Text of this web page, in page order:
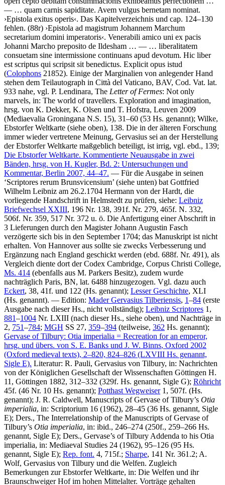
— … quam carnis sapiditate. Avem vulgus bernetam nominat.
›Epistola exitus operis‹. Das Kapitelverzeichnis und cap. 124–130
fehlen. (88r) ›Epistola ad magistrum Johannem Marchum
secretarium domini imperatoris‹. Venerabili amico uni ex pacis
Johanni Marcho preposito de Ildesham … — … liberalitatem
consuetam sine intermissione continuans apud devotum. Hic liber
est scriptus qui scripsit sit benedictus. Explicit opus istud
(Colophons 21852). Einige der Marginalien von anlegender Hand
stehen dem Teilautograph in Città del Vaticano, BAV, Cod. Vat. lat.
933 nahe, vgl. P. Lendinara, The Letter of Fermes: Not only
marvels, in: The world of travellers. Exploration and imagination,
hrsg. von K. Dekker, K. Olsen und T. Hofstra, Leuven 2009
(Mediaevalia Groningana N.S. 15), 31–60 (53 Hs. genannt); Wilke,
Ebstorfer Weltkarte (siehe oben), 138. Die in der älteren Forschung
immer wieder vertretene Meinung, Gervasius sei an der Herstellung
der Ebstorfer Weltkarte maßgeblich beteiligt, ist irrig, vgl. ebd., 139;
Die Ebstorfer Weltkarte. Kommentierte Neuausgabe in zwei
Bänden, hrsg. von H. Kugler, Bd. 2: Untersuchungen und
Kommentar, Berlin 2007, 44–47. — Für die Ausgabe in seinen
‘Scriptores rerum Brunsvicensium’ (siehe unten) bat Gottfried
Wilhelm Leibniz am 26.2.1704 Hermann von der Hardt, die
vorliegende Handschrift in Helmstedt zu prüfen, siehe: Leibniz
Briefwechsel XXIII, 196 Nr. 138, 391f. Nr. 279, 465f. N. 332,
506f. Nr. 359, 517 Nr. 372 u. ö. Die Anfertigung einer Abschrift in
3 Lieferungen durch den Magister Johann Augustin Fasch
verzögerte sich bis in den September 1704; das Manuskript ist nicht
erhalten. Von Hannover aus sollte sie zwecks Verbesserung und
Ergänzung nach England geschickt werden (ebd. 688f. Nr. 491), als
Vergleich diente dort der Codex Cambridge, Corpus Christi College,
Ms. 414 (ebenfalls aus M. Parkers Besitz), zudem wurde
nachträglich Paris, BN, lat. 6488 hinzugezogen. Vgl. dazu auch
Eckert, 38, 41f. und 122 (Hs. genannt); Lesser Geschichte, XLI
(Hs. genannt). — Edition: Mader Gervasius Tilberiensis, 1–84 (erste
Ausgabe nach dieser Hs., nicht vollständig); Leibniz Scriptores 1,
881–1004 Nr. LXIII (nach dieser Hs., siehe oben), und Nachträge in
2, 751–784; MGH SS 27, 359–394 (teilweise, 362 Hs. genannt);
Gervase of Tilbury: Otia imperialia = Recreation for an emperor,
hrsg. und übers. von S. E. Banks und J. W. Binns, Oxford 2002
(Oxford medieval texts), 2–820, 824–826 (LXVIII Hs. genannt,
Sigle E). Literatur: R. Pauli, Gervasius von Tilbury, in: Nachrichten
von der Königlichen Gesellschaft der Wissenschaften Göttingen H.
11, Göttingen 1882, 312–332 (329f. Hs. genannt, Sigle G); Röhricht
45f. (46 Nr. 10 Hs. genannt); Potthast Wegweiser1, 507f. (Hs.
genannt); J. R. Caldwell, Manuscripts of Gervase of Tilbury’s Otia
imperialia, in: Scriptorium 16 (1962), 28–45 (36 Hs. genannt, Sigle
E); Ders., The Interrelationship of the Manuscripts of Gervase of
Tilbury’s Otia imperialia, in: ibid., 246–274 (250f., 259–266 Hs.
genannt, Sigle E); Ders., Gervase’s of Tilbury Addenda to his Otia
imperialia, in: Mediaeval Studies 24 (1962), 95–126 (95 Hs.
genannt, Sigle E); Rep. font. 4, 715f.; Sharpe, 141 Nr. 361.2; A.
Wolf, Gervasius von Tilbury und die Welfen. Zugleich
Bemerkungen zur Ebstorfer Weltkarte, in: Die Welfen und ihr
Braunschweiger Hof im hohen Mittelalter. Vorträge gehalten